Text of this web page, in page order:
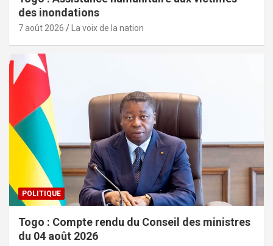
des inondations
7 août 2026 La voix de la nation
POLITIQUE
Togo : Compte rendu du Conseil des ministres
du 04 août 2026